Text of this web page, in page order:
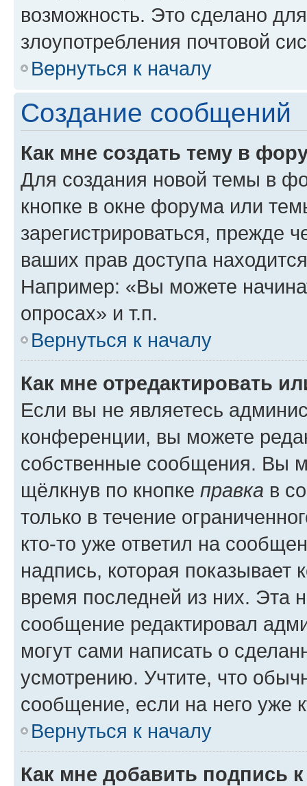
возможность. Это сделано
злоупотребления почтовой
Вернуться к началу
Создание сообщений
Как мне создать тему в
Для создания новой темы в
кнопке в окне форума или
зарегистрироваться, прежде
ваших прав доступа
Например: «Вы можете
опросах» и т.п.
Вернуться к началу
Как мне отредактировать
Если вы не являетесь
конференции, вы можете
собственные сообщения. Вы
щёлкнув по кнопке правка в
только в течение
кто-то уже ответил на
надпись, которая показывает
время последней из них. Эта
сообщение редактировал
могут сами написать о
усмотрению. Учтите, что
сообщение, если на него уже
Вернуться к началу
Как мне добавить подпись